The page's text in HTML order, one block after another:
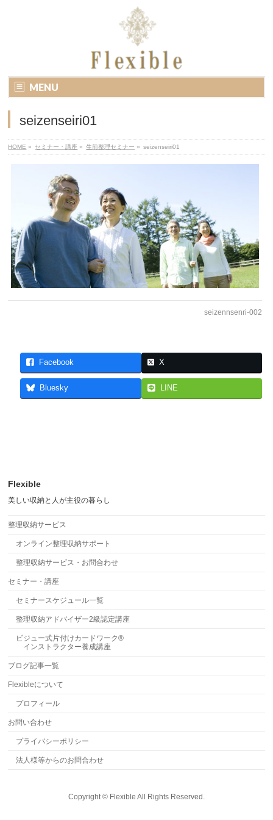
MENU
seizenseiri01
HOME » セミナー・講座 » 生前整理セミナー » seizenseiri01
seizennsenri-002
Facebook X
Bluesky LINE
Flexible
美しい収納と人が主役の暮らし
整理収納サービス
オンライン整理収納サポート
整理収納サービス・お問合わせ
セミナー・講座
セミナースケジュール一覧
整理収納アドバイザー2級認定講座
ビジュー式片付けカードワーク®
インストラクター養成講座
ブログ記事一覧
Flexibleについて
プロフィール
お問い合わせ
プライバシーポリシー
法人様等からのお問合わせ
Copyright © Flexible All Rights Reserved.